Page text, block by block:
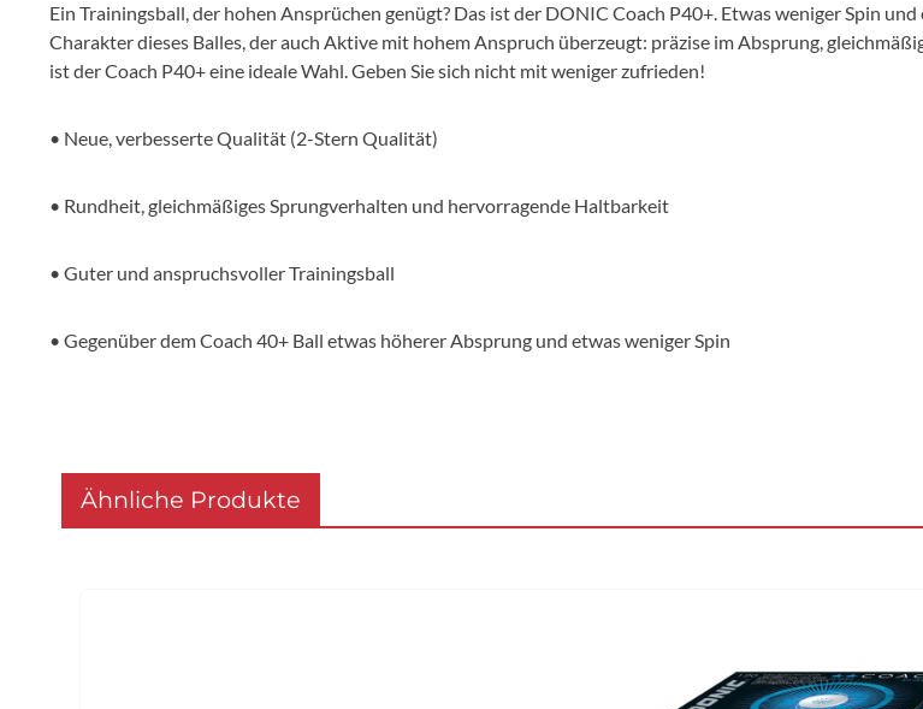
Ein Trainingsball, der hohen Ansprüchen genügt? Das ist der DONIC Coach P40+. Etwas weniger Spin
Charakter dieses Balles, der auch Aktive mit hohem Anspruch überzeugt: präzise im Absprung,
ist der Coach P40+ eine ideale Wahl. Geben Sie sich nicht mit weniger zufrieden!
• Neue, verbesserte Qualität (2-Stern Qualität)
• Rundheit, gleichmäßiges Sprungverhalten und hervorragende Haltbarkeit
• Guter und anspruchsvoller Trainingsball
• Gegenüber dem Coach 40+ Ball etwas höherer Absprung und etwas weniger Spin
Ähnliche Produkte